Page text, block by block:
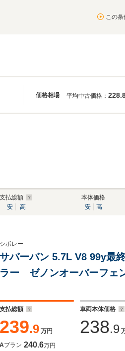
この
価格相場 平均中古価格：
支払総額
安
高
本体価格
安
高
シボレー
サバーバン 5.7L V8 99y最
ラー ゼノンオーバーフェ
支払総額
239.9 万円
車両本体価格
238.9
Aプラン 240.6万円